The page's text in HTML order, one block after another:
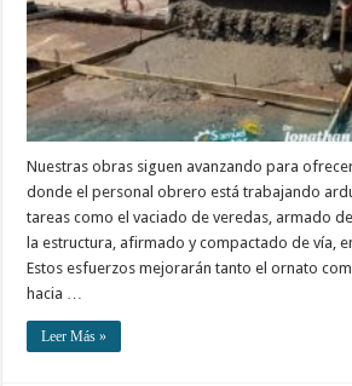
Nuestras obras siguen avanzando para
donde el personal obrero está trabajando
tareas como el vaciado de veredas, armado
la estructura, afirmado y compactado de vía,
Estos esfuerzos mejorarán tanto el ornato
hacia …
Leer Más »